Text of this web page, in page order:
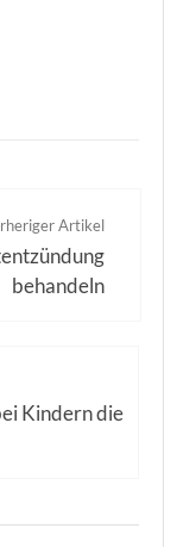
Artikel
behandeln
Kindern die